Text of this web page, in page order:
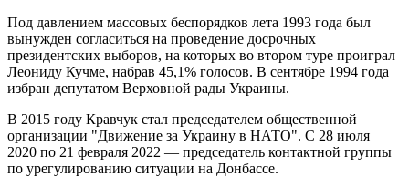
Под давлением массовых беспорядков лета 1993 года был
вынужден согласиться на проведение досрочных
президентских выборов, на которых во втором туре проиграл
Леониду Кучме, набрав 45,1% голосов. В сентябре 1994 года
избран депутатом Верховной рады Украины.
В 2015 году Кравчук стал председателем общественной
организации "Движение за Украину в НАТО". С 28 июля
2020 по 21 февраля 2022 — председатель контактной группы
по урегулированию ситуации на Донбассе.